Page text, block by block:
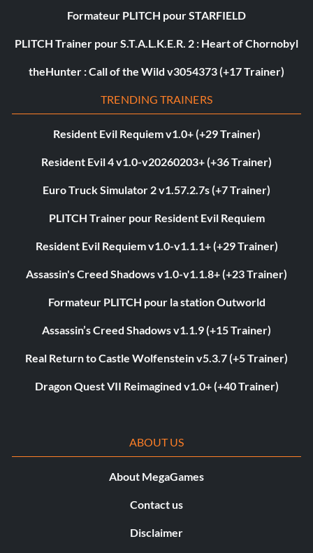
Formateur PLITCH pour STARFIELD
PLITCH Trainer pour S.T.A.L.K.E.R. 2 : Heart of Chornobyl
theHunter : Call of the Wild v3054373 (+17 Trainer)
TRENDING TRAINERS
Resident Evil Requiem v1.0+ (+29 Trainer)
Resident Evil 4 v1.0-v20260203+ (+36 Trainer)
Euro Truck Simulator 2 v1.57.2.7s (+7 Trainer)
PLITCH Trainer pour Resident Evil Requiem
Resident Evil Requiem v1.0-v1.1.1+ (+29 Trainer)
Assassin's Creed Shadows v1.0-v1.1.8+ (+23 Trainer)
Formateur PLITCH pour la station Outworld
Assassin’s Creed Shadows v1.1.9 (+15 Trainer)
Real Return to Castle Wolfenstein v5.3.7 (+5 Trainer)
Dragon Quest VII Reimagined v1.0+ (+40 Trainer)
ABOUT US
About MegaGames
Contact us
Disclaimer